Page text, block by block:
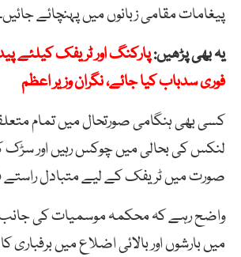
پیغامات مقامی زبانوں میں پہنچائے
یہ بھی پڑھیں:پارکنگ اور ٹریفک کیلئے
فوری سدباب کیا جائے، نگران وزیر اعظم
کسی بھی ہنگامی صورتحال میں تمام
لنکس کی بحالی میں چوکس رہیں اور
صورت میں ٹریفک کے لیے متبادل راستے
واضح رہے کہ محکمہ موسمیات کی جانب
میں بارشوں اور بالائی اضلاع میں برفباری